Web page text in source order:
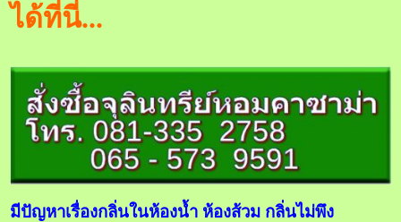
ได้ที่นี่...
มีปัญหาเรื่องกลิ่นในห้องน้ำ ห้องส้วม กลิ่นไม่พึง